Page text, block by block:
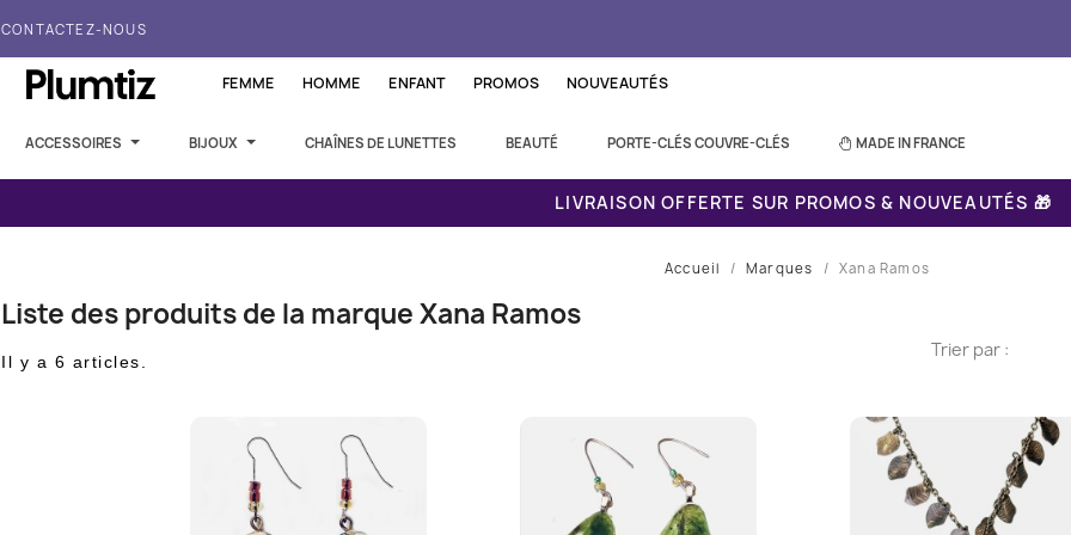
CONTACTEZ-NOUS
FEMME HOMME ENFANT PROMOS NOUVEAUTÉS
ACCESSOIRES BIJOUX CHAÎNES DE LUNETTES BEAUTÉ PORTE-CLÉS COUVRE-CLÉS MADE IN FRANCE
LIVRAISON OFFERTE SUR PROMOS & NOUVEAUTÉS 🎁
Accueil Marques Xana Ramos
Liste des produits de la marque Xana Ramos
Il y a 6 articles.
Trier par :